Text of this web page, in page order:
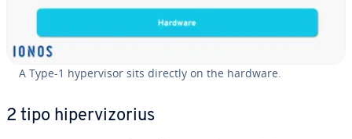
A Type-1 hy­per­vi­sor sits directly on the hardware.
2 tipo hi­per­vi­zo­rius